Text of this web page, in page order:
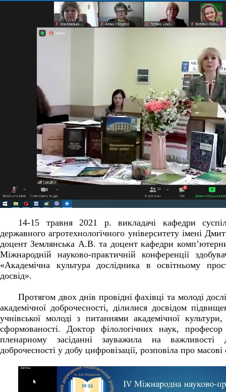
14-15 травня 2021 р. викладачі кафедри
державного агротехнологічного університету імені
доцент Землянська А.В. та доцент кафедри
Міжнародній
науково-практичній конференції
«Академічна
культура дослідника в освітньому
досвід».
Протягом двох днів провідні фахівці та молоді
академічної доброчесності, ділилися досвідом
учнівської молоді з питаннями академічної
сформованості. Доктор філологічних наук,
пленарному засіданні зауважила на важливості
доброчесності у добу цифровізації, розповіла про